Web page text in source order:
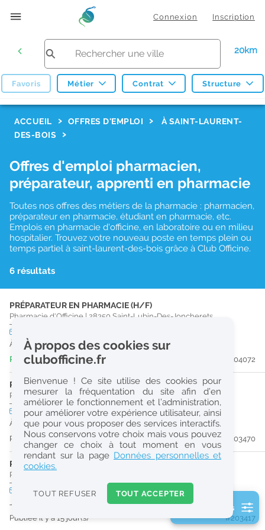
Connexion Inscription
20km
Favoris Métier Contrat Structure
Réinitialiser
2
0
Consulter les offres de la France d'outre-mer
ACCUEIL OFFRES D'EMPLOI
À SAINT-LAURENT-
DES-BOIS
Offres d'emploi pharmacien,
préparateur, apprenti en pharmacie
Toutes nos offres des métiers de la pharmacie : pharmacien,
préparateur en pharmacie, étudiant en pharmacie, etc.
Emplois en pharmacie d'officine, en laboratoire ou en milieu
hospitalier. Trouvez votre nouveau poste en temps plein ou
temps partiel à saint-laurent-des-bois grâce à Club Officine.
6 résultats
PRÉPARATEUR EN PHARMACIE (H/F)
Pharmacie d'Officine | 28350 Saint-Lubin-Des-Joncherets
À partir du 30/09/26
Publiée il y a 5 jour(s)
#204072
PHARMACIEN (H/F)
Pharmacie d'Officine|28100Dreux
CDI temps partiel
À partir du 29/09/26
Publiée il y a 13 jour(s)
#203470
PHARMACIEN (H/F)
Pharmacie d'Officine
CDDtemps partiel
Jusqu'au 30/12/28
Publiée il y a 15 jour(s)
#203417
2 filtre(s) actifs
À propos des cookies sur
clubofficine.fr
Bienvenue ! Ce site utilise des cookies pour
mesurer la fréquentation du site afin d’en
améliorer le fonctionnement et l’administration,
pour améliorer votre expérience utilisateur, ainsi
que pour vous proposer des services interactifs.
Nous conservons votre choix mais vous pouvez
changer ce choix à tout moment en vous
rendant sur la page Données personnelles et
cookies.
TOUT REFUSER TOUT ACCEPTER